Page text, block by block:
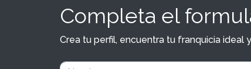
Completa el
Crea tu perfil, encuentra tu franquicia ideal